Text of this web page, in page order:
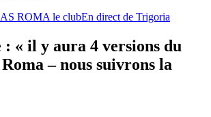
AS ROMA le clubEn direct de Trigoria
: « il y aura 4 versions du
– nous suivrons la